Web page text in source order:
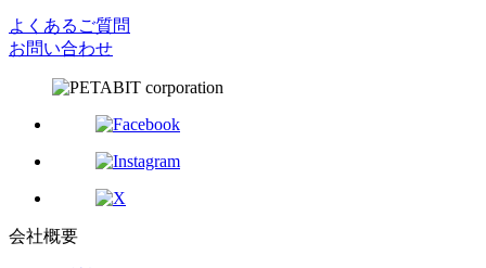
よくあるご質問
お問い合わせ
会社概要